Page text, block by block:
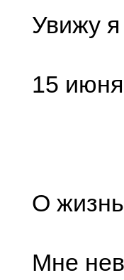
Увижу
15
О
Мне